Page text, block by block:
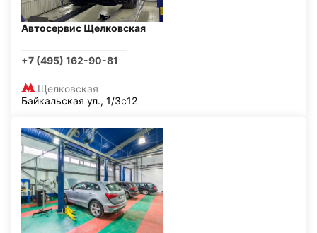
Автосервис Щелковская
+7 (495) 162-90-81
Щелковская
Байкальская ул., 1/3с12